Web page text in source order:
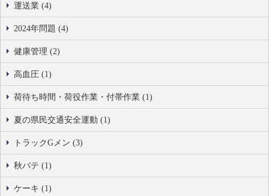
運送業 (4)
2024年問題 (4)
健康管理 (2)
高血圧 (1)
荷待ち時間・荷役作業・付帯作業 (1)
夏の県民交通安全運動 (1)
トラックGメン (3)
秋バテ (1)
ケーキ (1)